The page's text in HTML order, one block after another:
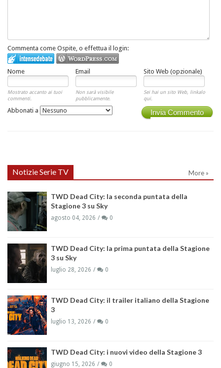
Commenta come Ospite, o effettua il login:
Nome Email Sito Web (opzionale)
Mostrato accanto ai tuoi
commenti.
Non sarà visibile
pubblicamente.
Sei hai un sito Web, linkalo
qui.
Invia Commento
Abbonati a
Notizie Serie TV More »
TWD Dead City: la seconda puntata della
Stagione 3 su Sky
agosto 04, 2026 0
TWD Dead City: la prima puntata della Stagione
3 su Sky
luglio 28, 2026 0
TWD Dead City: il trailer italiano della Stagione
3
luglio 13, 2026 0
TWD Dead City: i nuovi video della Stagione 3
giugno 15, 2026 0